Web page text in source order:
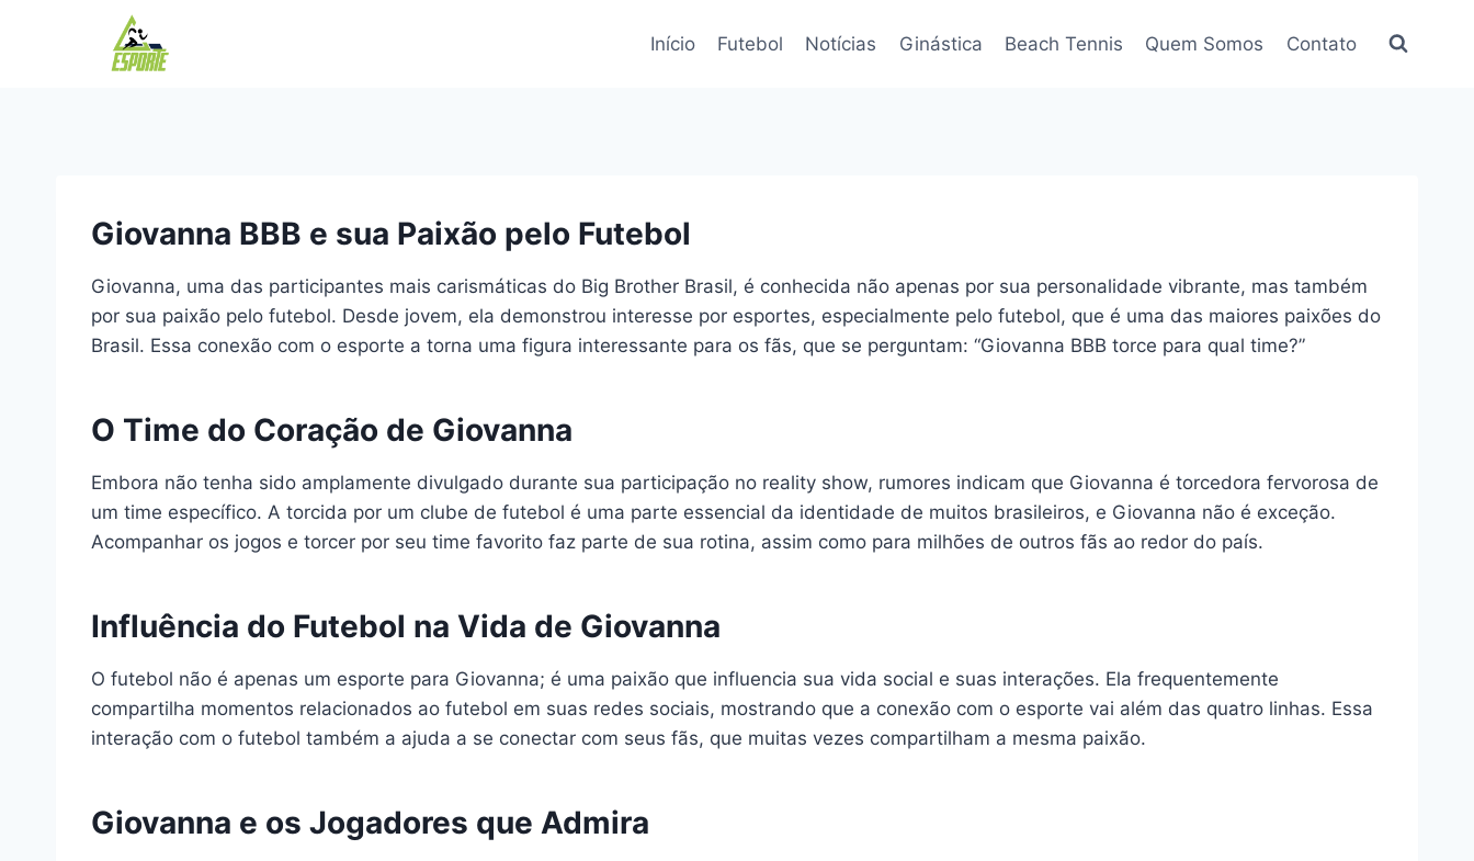
Início Futebol Notícias Ginástica Beach Tennis Quem Somos Contato
Giovanna BBB e sua Paixão pelo Futebol
Giovanna, uma das participantes mais carismáticas do Big Brother Brasil, é conhecida não apenas por sua personalidade vibrante, mas também
por sua paixão pelo futebol. Desde jovem, ela demonstrou interesse por esportes, especialmente pelo futebol, que é uma das maiores paixões do
Brasil. Essa conexão com o esporte a torna uma figura interessante para os fãs, que se perguntam: “Giovanna BBB torce para qual time?”
O Time do Coração de Giovanna
Embora não tenha sido amplamente divulgado durante sua participação no reality show, rumores indicam que Giovanna é torcedora fervorosa de
um time específico. A torcida por um clube de futebol é uma parte essencial da identidade de muitos brasileiros, e Giovanna não é exceção.
Acompanhar os jogos e torcer por seu time favorito faz parte de sua rotina, assim como para milhões de outros fãs ao redor do país.
Influência do Futebol na Vida de Giovanna
O futebol não é apenas um esporte para Giovanna; é uma paixão que influencia sua vida social e suas interações. Ela frequentemente
compartilha momentos relacionados ao futebol em suas redes sociais, mostrando que a conexão com o esporte vai além das quatro linhas. Essa
interação com o futebol também a ajuda a se conectar com seus fãs, que muitas vezes compartilham a mesma paixão.
Giovanna e os Jogadores que Admira